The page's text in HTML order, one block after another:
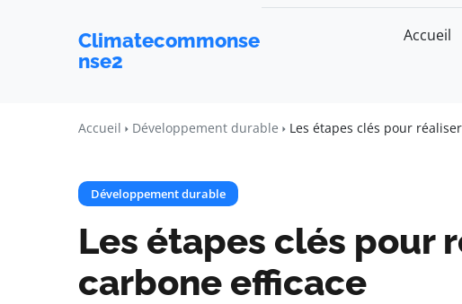
Climatecommonse
nse2
Accueil
Accueil Développement durable Les étapes clés pour
Développement durable
Les étapes clés pour
carbone efficace